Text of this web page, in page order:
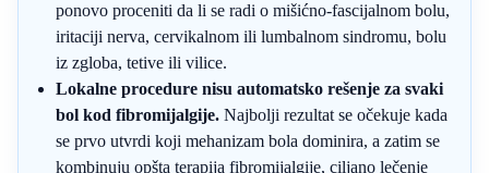
ponovo proceniti da li se radi o mišićno-fascijalnom bolu,
iritaciji nerva, cervikalnom ili lumbalnom sindromu, bolu
iz zgloba, tetive ili vilice.
Lokalne procedure nisu automatsko rešenje za svaki
bol kod fibromijalgije. Najbolji rezultat se očekuje kada
se prvo utvrdi koji mehanizam bola dominira, a zatim se
kombinuju opšta terapija fibromijalgije, ciljano lečenje